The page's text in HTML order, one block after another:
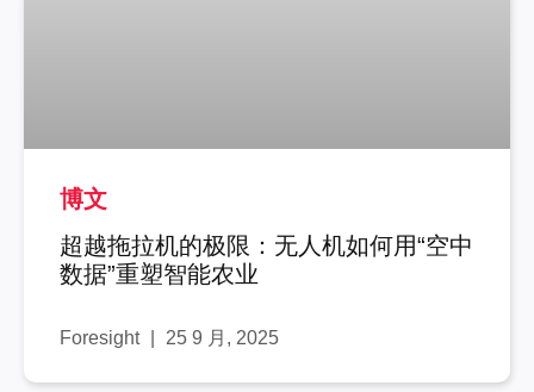
博文
超越拖拉机的极限：无人机如何用“空中
数据”重塑智能农业
Foresight 25 9 月, 2025